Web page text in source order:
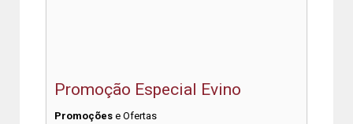
Promoção Especial Evino
Promoções e Ofertas